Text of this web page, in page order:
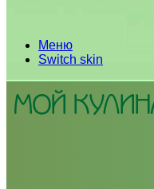
Меню
Switch skin